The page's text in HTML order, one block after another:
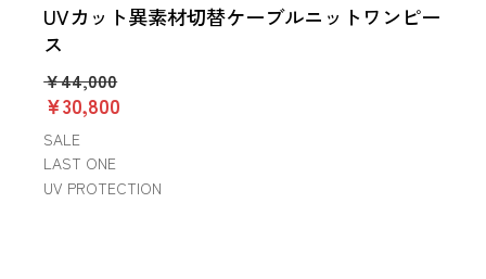
UVカット異素材切替ケーブルニットワンピー
ス
￥44,000
￥30,800
SALE
LAST ONE
UV PROTECTION